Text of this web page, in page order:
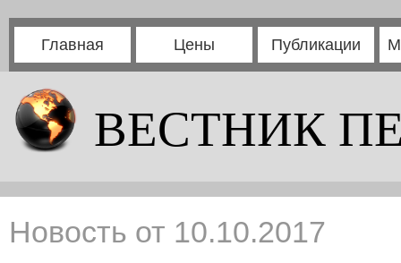
Главная Цены Публикации
ВЕСТНИК
Новость от 10.10.2017